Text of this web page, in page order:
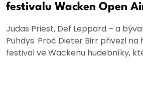
festivalu Wacken Open
Judas Priest, Def Leppard – a
Puhdys. Proč Dieter Birr přivezl
festival ve Wackenu hudebníky,